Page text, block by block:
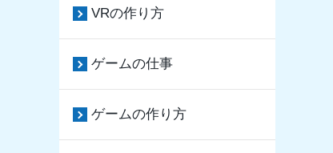
VRの作り方
ゲームの仕事
ゲームの作り方